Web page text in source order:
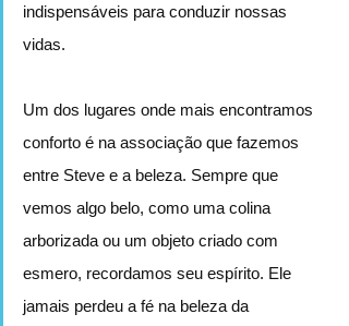
indispensáveis para conduzir nossas
vidas.
Um dos lugares onde mais encontramos
conforto é na associação que fazemos
entre Steve e a beleza. Sempre que
vemos algo belo, como uma colina
arborizada ou um objeto criado com
esmero, recordamos seu espírito. Ele
jamais perdeu a fé na beleza da